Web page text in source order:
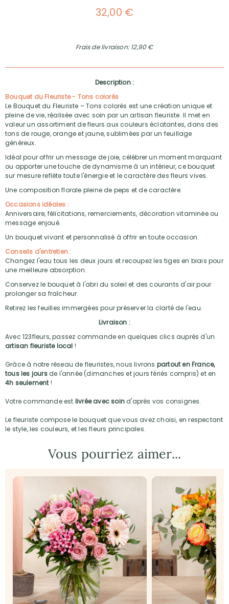
32,00 €
Frais de livraison: 12,90 €
Description :
Bouquet du Fleuriste - Tons colorés
Le Bouquet du Fleuriste – Tons colorés est une création unique et
pleine de vie, réalisée avec soin par un artisan fleuriste. Il met en
valeur un assortiment de fleurs aux couleurs éclatantes, dans des
tons de rouge, orange et jaune, sublimées par un feuillage
généreux.
Idéal pour offrir un message de joie, célébrer un moment marquant
ou apporter une touche de dynamisme à un intérieur, ce bouquet
sur mesure reflète toute l'énergie et le caractère des fleurs vives.
Une composition florale pleine de peps et de caractère.
Occasions idéales :
Anniversaire, félicitations, remerciements, décoration vitaminée ou
message enjoué.
Un bouquet vivant et personnalisé à offrir en toute occasion.
Conseils d'entretien :
Changez l'eau tous les deux jours et recoupez les tiges en biais pour
une meilleure absorption.
Conservez le bouquet à l'abri du soleil et des courants d'air pour
prolonger sa fraîcheur.
Retirez les feuilles immergées pour préserver la clarté de l'eau.
Livraison :
Avec 123fleurs, passez commande en quelques clics auprès d'un
artisan fleuriste local !
Grâce à notre réseau de fleuristes, nous livrons partout en France,
tous les joursde l'année (dimanches et jours fériés compris) et en
4h seulement!
Votre commande est livrée avec soind'après vos consignes.
Le fleuriste compose le bouquet que vous avez choisi, en respectant
le style, les couleurs, et les fleurs principales.
Vous pourriez aimer...